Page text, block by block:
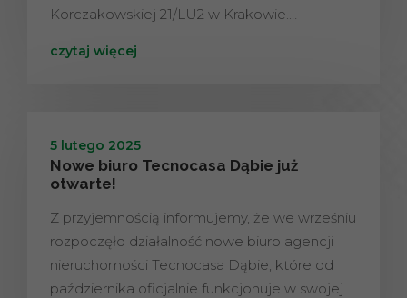
Korczakowskiej 21/LU2 w Krakowie.…
czytaj więcej
5 lutego 2025
Nowe biuro Tecnocasa Dąbie już
otwarte!
Z przyjemnością informujemy, że we wrześniu
rozpoczęło działalność nowe biuro agencji
nieruchomości Tecnocasa Dąbie, które od
października oficjalnie funkcjonuje w swojej